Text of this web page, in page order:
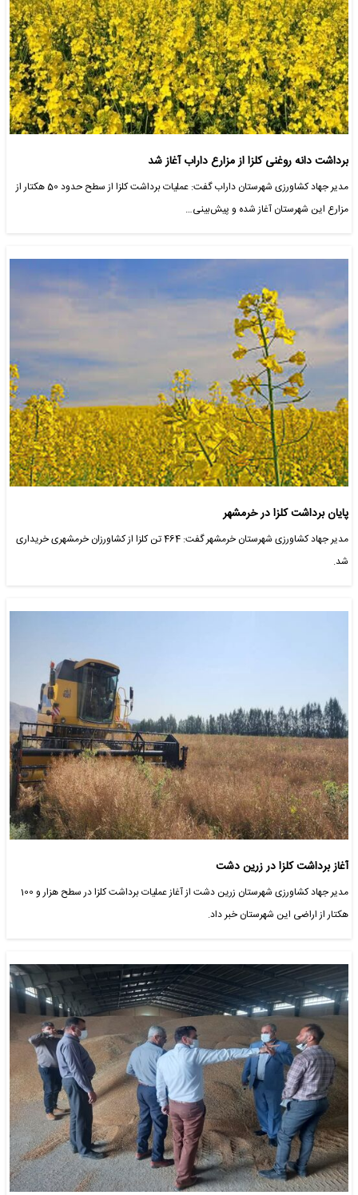
برداشت دانه روغنی کلزا از مزارع داراب آغاز شد
مدیر جهاد کشاورزی شهرستان داراب گفت: عملیات برداشت کلزا از سطح حدود 50 هکتار از
مزارع این شهرستان آغاز شده و پیش‌بینی…
پایان برداشت کلزا در خرمشهر
مدیر جهاد کشاورزی شهرستان خرمشهر گفت: 464 تن کلزا از کشاورزان خرمشهری خریداری
شد.
آغاز برداشت کلزا در زرین دشت
مدیر جهاد کشاورزی شهرستان زرین دشت از آغاز عملیات برداشت کلزا در سطح هزار و 100
هکتار از اراضی این شهرستان خبر داد.